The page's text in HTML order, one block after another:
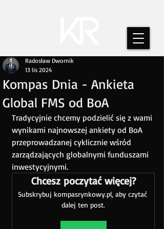
Kompas Dnia - Ankieta
Global FMS od BoA
Radosław Dwornik
13 lis 2024
Tradycyjnie chcemy podzielić się z wami
wynikami najnowszej ankiety od BoA
przeprowadzanej cyklicznie wśród
zarządzających globalnymi funduszami
inwestycyjnymi.
Chcesz poczytać więcej?
Subskrybuj kompasrynkowy.pl, aby czytać
dalej ten post.